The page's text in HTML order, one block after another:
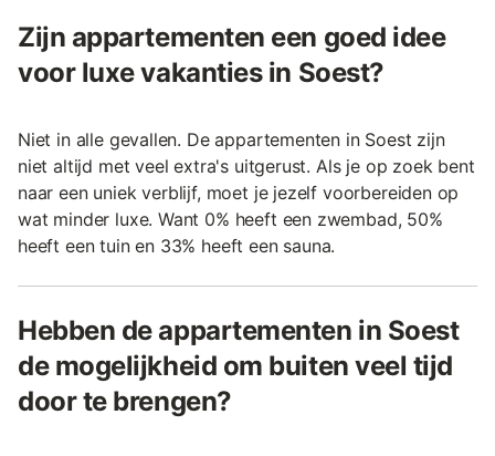
Zijn appartementen een goed idee
voor luxe vakanties in Soest?
Niet in alle gevallen. De appartementen in Soest zijn
niet altijd met veel extra's uitgerust. Als je op zoek bent
naar een uniek verblijf, moet je jezelf voorbereiden op
wat minder luxe. Want 0% heeft een zwembad, 50%
heeft een tuin en 33% heeft een sauna.
Hebben de appartementen in Soest
de mogelijkheid om buiten veel tijd
door te brengen?